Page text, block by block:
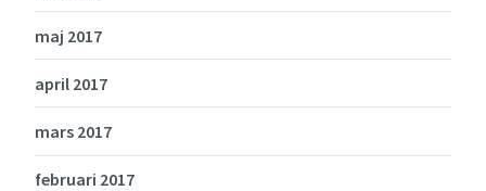
maj 2017
april 2017
mars 2017
februari 2017